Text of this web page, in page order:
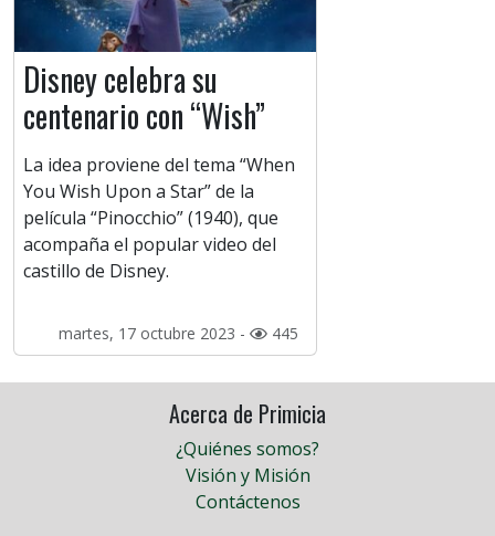
Disney celebra su
centenario con “Wish”
La idea proviene del tema “When
You Wish Upon a Star” de la
película “Pinocchio” (1940), que
acompaña el popular video del
castillo de Disney.
martes, 17 octubre 2023 - 445
Acerca de Primicia
¿Quiénes somos?
Visión y Misión
Contáctenos